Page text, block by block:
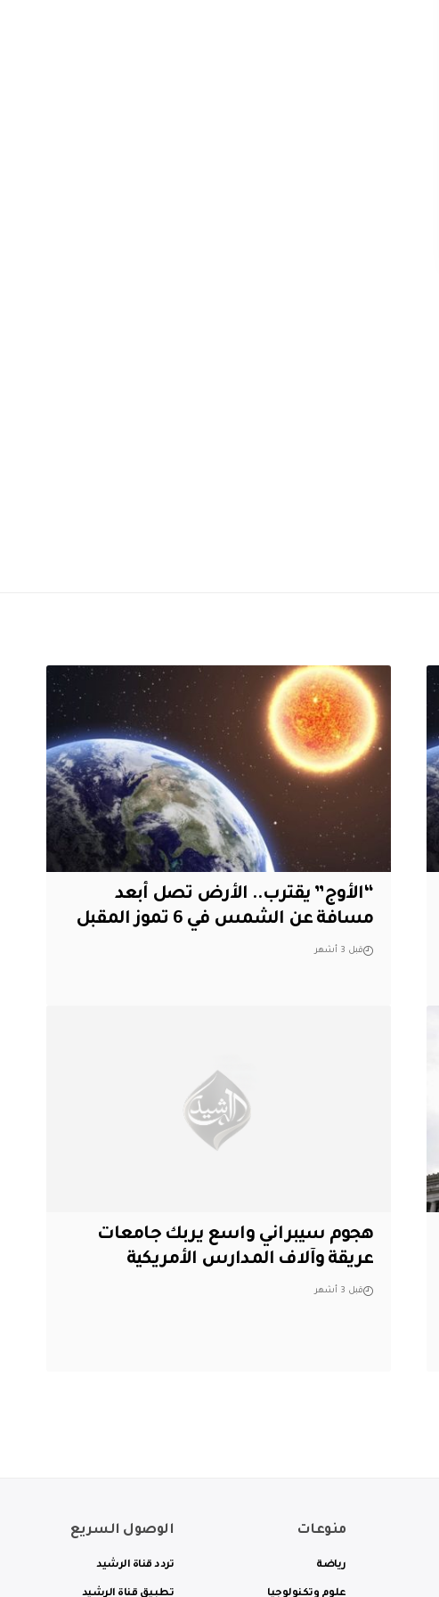
“الأوج” يقترب.. الأرض تصل أبعد
مسافة عن الشمس في 6 تموز المقبل
قبل 3 أشهر
هجوم سيبراني واسع يربك جامعات
عريقة وآلاف المدارس الأمريكية
قبل 3 أشهر
منوعات
رياضة
علوم وتكنولوجيا
الوصول السريع
تردد قناة الرشيد
تطبيق قناة الرشيد